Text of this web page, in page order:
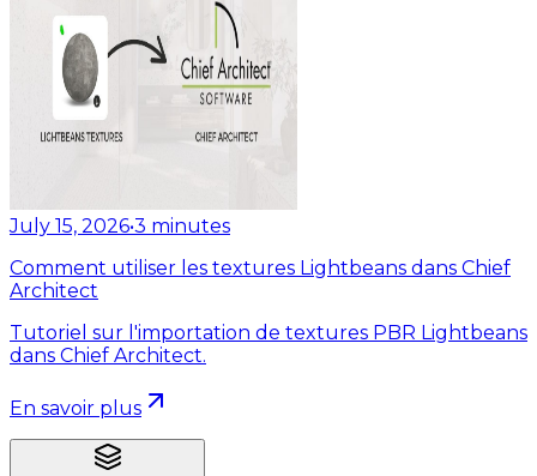
July 15, 2026•3 minutes
Comment utiliser les textures Lightbeans dans Chief
Architect
Tutoriel sur l'importation de textures PBR Lightbeans
dans Chief Architect.
En savoir plus